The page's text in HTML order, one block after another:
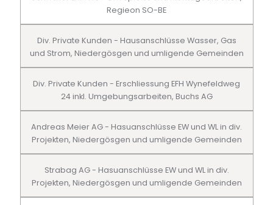
Regieon SO-BE
Div. Private Kunden - Hausanschlüsse Wasser, Gas
und Strom, Niedergösgen und umligende Gemeinden
Div. Private Kunden - Erschliessung EFH Wynefeldweg
24 inkl. Umgebungsarbeiten, Buchs AG
Andreas Meier AG - Hasuanschlüsse EW und WL in div.
Projekten, Niedergösgen und umligende Gemeinden
Strabag AG - Hasuanschlüsse EW und WL in div.
Projekten, Niedergösgen und umligende Gemeinden